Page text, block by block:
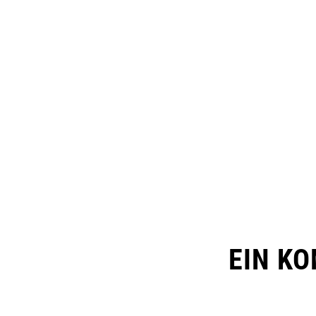
EIN